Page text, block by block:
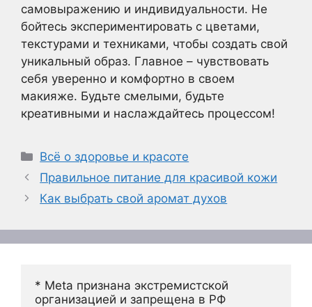
самовыражению и индивидуальности. Не
бойтесь экспериментировать с цветами,
текстурами и техниками, чтобы создать свой
уникальный образ. Главное – чувствовать
себя уверенно и комфортно в своем
макияже. Будьте смелыми, будьте
креативными и наслаждайтесь процессом!
Рубрики
Всё о здоровье и красоте
Правильное питание для красивой кожи
Как выбрать свой аромат духов
* Meta признана экстремистской
организацией и запрещена в РФ